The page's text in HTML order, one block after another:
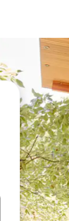
le haut et